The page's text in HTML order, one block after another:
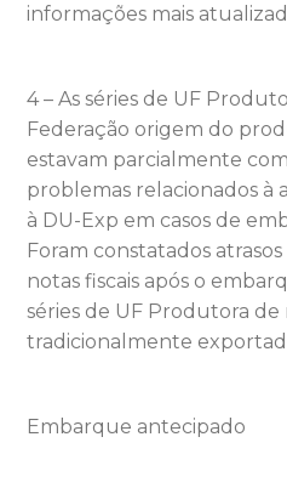
informações mais
4 – As séries de UF
Federação origem do
estavam parcialmente
problemas relacionados à
à DU-Exp em casos de
Foram constatados
notas fiscais após o
séries de UF Produtora de
tradicionalmente
Embarque antecipado